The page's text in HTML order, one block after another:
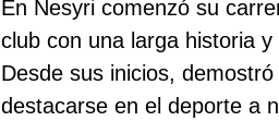
En Nesyri comenzó su
club con una larga historia
Desde sus inicios,
destacarse en el deporte a